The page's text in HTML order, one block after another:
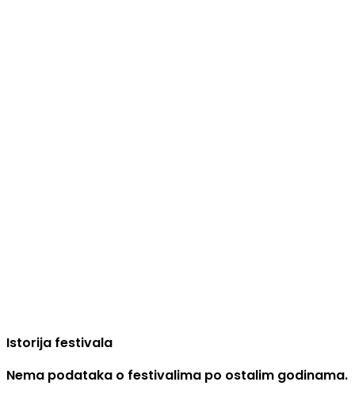
Istorija festivala
Nema podataka o festivalima po ostalim godinama.